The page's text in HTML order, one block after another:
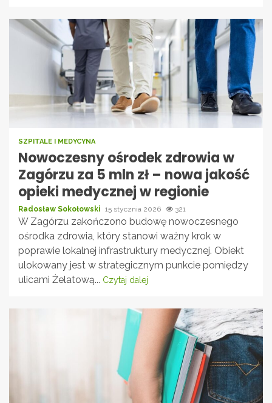
SZPITALE I MEDYCYNA
Nowoczesny ośrodek zdrowia w
Zagórzu za 5 mln zł – nowa jakość
opieki medycznej w regionie
Radosław Sokołowski 15 stycznia 2026 321
W Zagórzu zakończono budowę nowoczesnego
ośrodka zdrowia, który stanowi ważny krok w
poprawie lokalnej infrastruktury medycznej. Obiekt
ulokowany jest w strategicznym punkcie pomiędzy
ulicami Żelatową... Czytaj dalej